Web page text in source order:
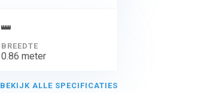
BREEDTE
0.86 meter
BEKIJK ALLE SPECIFICATIES